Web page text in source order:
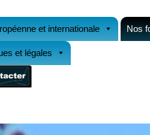
et internationale Nos
et légales